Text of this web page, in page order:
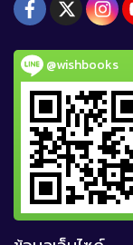
@wishbooks